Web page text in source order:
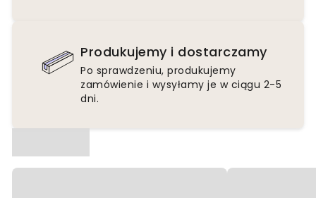
Produkujemy i dostarczamy
Po sprawdzeniu, produkujemy
zamówienie i wysyłamy je w ciągu 2-5
dni.